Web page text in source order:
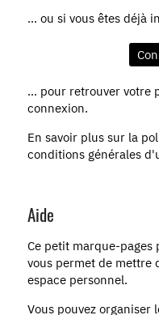
... ou si vous êtes déjà
… pour retrouver votre
connexion.
En savoir plus sur la
conditions générales
Aide
Ce petit marque-
vous permet de mettre
espace personnel.
Vous pouvez organiser